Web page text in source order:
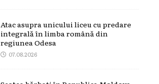
Atac asupra unicului liceu cu predare
integrală în limba română din
regiunea Odesa
07.08.2026